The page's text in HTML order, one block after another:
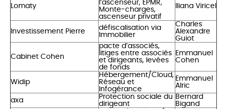
Lomaty
l’ascenseur, EPMR,
Monte-charges,
ascenseur privatif
Iliana Viricel
Investissement Pierre
défiscalisation via
Immobilier
Charles
Alexandre
Guiot
Cabinet Cohen
pacte d’associés,
litiges entre associés
et dirigeants, levées
de fonds
Emmanuel
Cohen
Widip
Hébergement/Cloud,
Réseau et
Infogérance
Emmanuel
Alric
axa
Protection sociale du
dirigeant
Bernard
Bigand